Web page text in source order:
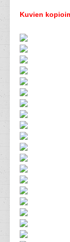
Kuvien